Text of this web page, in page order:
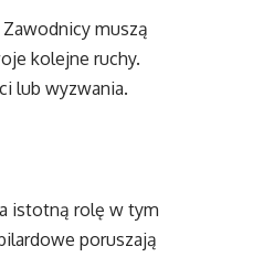
muszą
kolejne ruchy.
lub wyzwania.
istotną rolę w tym
poruszają